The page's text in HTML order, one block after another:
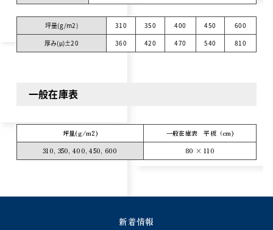
坪量(g/m2) 310 350 400 450
600
厚み(μ)±20
360 420 470 540 810
一般在庫表
坪量(g/m2)
一般在庫表 平板（cm)
310, 350, 400, 450, 600
80 × 110
新着情報